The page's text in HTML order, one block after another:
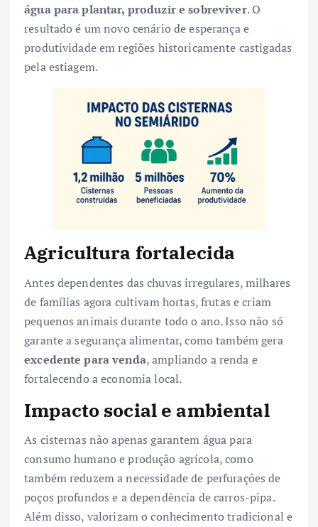
água para plantar, produzir e sobreviver. O
resultado é um novo cenário de esperança e
produtividade em regiões historicamente castigadas
pela estiagem.
Agricultura fortalecida
Antes dependentes das chuvas irregulares, milhares
de famílias agora cultivam hortas, frutas e criam
pequenos animais durante todo o ano. Isso não só
garante a segurança alimentar, como também gera
excedente para venda, ampliando a renda e
fortalecendo a economia local.
Impacto social e ambiental
As cisternas não apenas garantem água para
consumo humano e produção agrícola, como
também reduzem a necessidade de perfurações de
poços profundos e a dependência de carros-pipa.
Além disso, valorizam o conhecimento tradicional e